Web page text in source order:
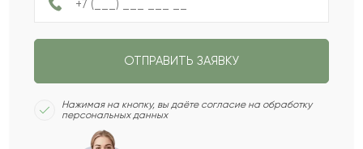
А Амира
Куан
ОТПРАВИТЬ ЗАЯВКУ
Нажимая на кнопку, вы даёте согласие на обработку
персональных данных